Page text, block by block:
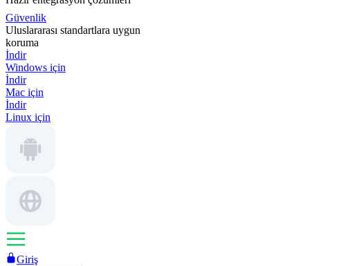
Güvenlik
Uluslararası standartlara uygun
koruma
İndir
Windows için
İndir
Mac için
İndir
Linux için
Giriş